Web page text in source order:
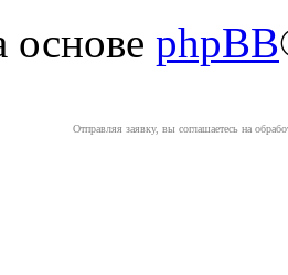
основе phpBB
Отправляя заявку, вы соглашаетесь на